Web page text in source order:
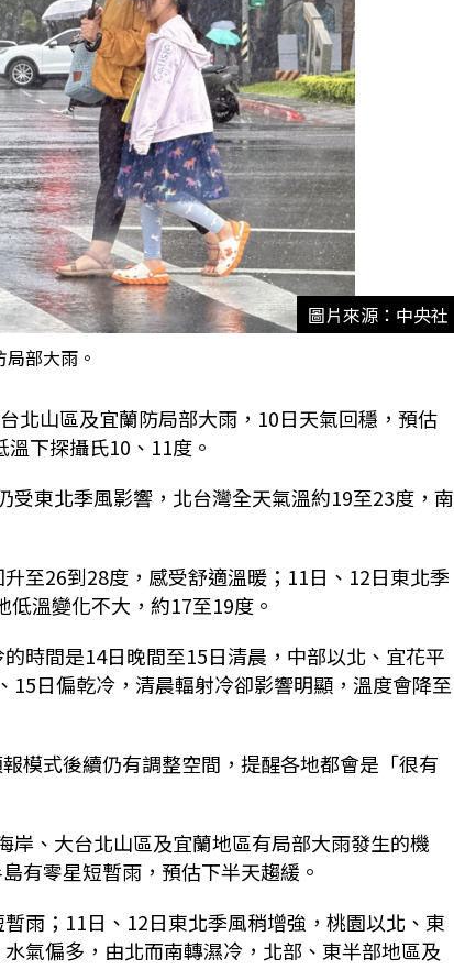
圖片來源：中央社
部大雨。
北山區及宜蘭防局部大雨，10日天氣回穩，預估
下探攝氏10、11度。
東北季風影響，北台灣全天氣溫約19至23度，南
至26到28度，感受舒適溫暖；11日、12日東北季
溫變化不大，約17至19度。
時間是14日晚間至15日清晨，中部以北、宜花平
日偏乾冷，清晨輻射冷卻影響明顯，溫度會降至
模式後續仍有調整空間，提醒各地都會是「很有
、大台北山區及宜蘭地區有局部大雨發生的機
有零星短暫雨，預估下半天趨緩。
雨；11日、12日東北季風稍增強，桃園以北、東
氣偏多，由北而南轉濕冷，北部、東半部地區及